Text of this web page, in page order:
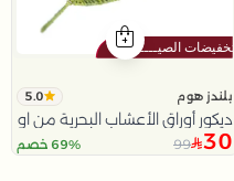
بلندز هوم 5.0
ديكور أوراق الأعشاب البحرية من
30
99 69% خصم